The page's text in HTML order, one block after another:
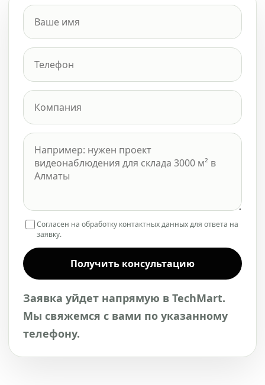
Согласен на обработку контактных данных для ответа на
заявку.
Получить консультацию
Заявка уйдет напрямую в TechMart.
Мы свяжемся с вами по указанному
телефону.